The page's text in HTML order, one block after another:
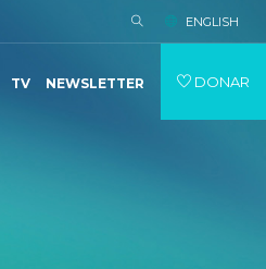
ENGLISH
TV NEWSLETTER DONAR